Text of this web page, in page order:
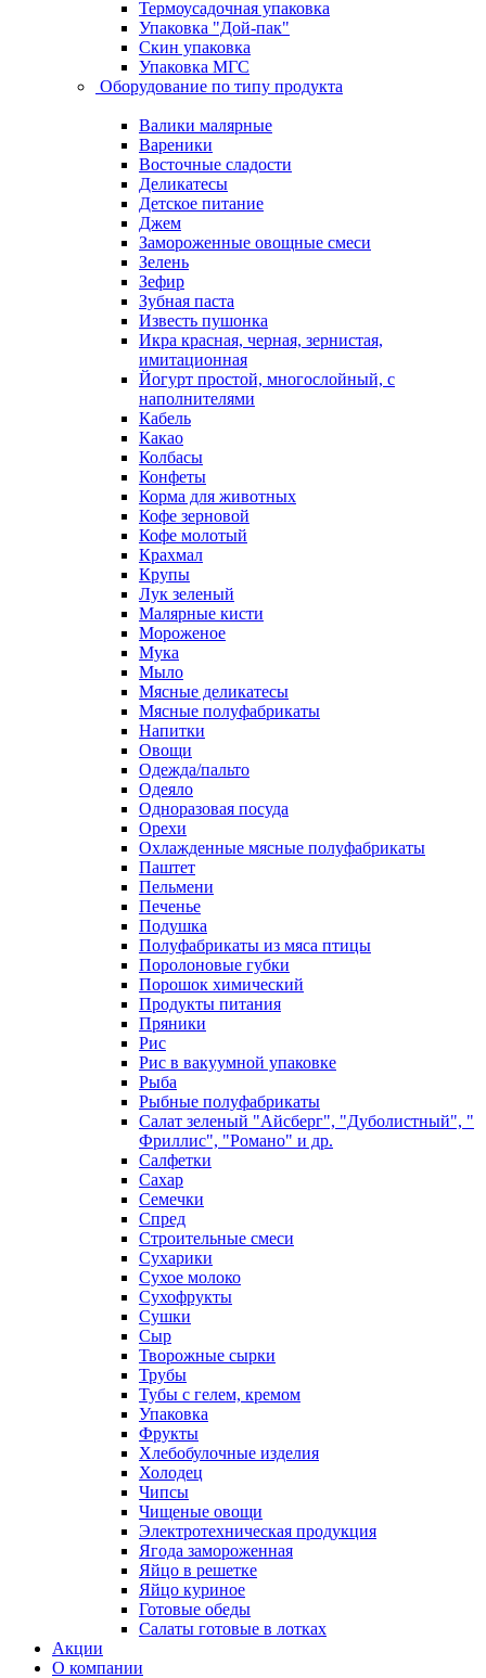
Термоусадочная упаковка
Упаковка "Дой-пак"
Скин упаковка
Упаковка МГС
Оборудование по типу продукта
Валики малярные
Вареники
Восточные сладости
Деликатесы
Детское питание
Джем
Замороженные овощные смеси
Зелень
Зефир
Зубная паста
Известь пушонка
Икра красная, черная, зернистая,
имитационная
Йогурт простой, многослойный, с
наполнителями
Кабель
Какао
Колбасы
Конфеты
Корма для животных
Кофе зерновой
Кофе молотый
Крахмал
Крупы
Лук зеленый
Малярные кисти
Мороженое
Мука
Мыло
Мясные деликатесы
Мясные полуфабрикаты
Напитки
Овощи
Одежда/пальто
Одеяло
Одноразовая посуда
Орехи
Охлажденные мясные полуфабрикаты
Паштет
Пельмени
Печенье
Подушка
Полуфабрикаты из мяса птицы
Поролоновые губки
Порошок химический
Продукты питания
Пряники
Рис
Рис в вакуумной упаковке
Рыба
Рыбные полуфабрикаты
Салат зеленый "Айсберг", "Дуболистный", "
Фриллис", "Романо" и др.
Салфетки
Сахар
Семечки
Спред
Строительные смеси
Сухарики
Сухое молоко
Сухофрукты
Сушки
Сыр
Творожные сырки
Трубы
Тубы с гелем, кремом
Упаковка
Фрукты
Хлебобулочные изделия
Холодец
Чипсы
Чищеные овощи
Электротехническая продукция
Ягода замороженная
Яйцо в решетке
Яйцо куриное
Готовые обеды
Салаты готовые в лотках
Акции
О компании